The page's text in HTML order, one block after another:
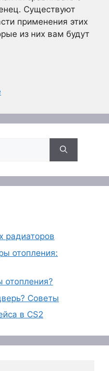
Существуют
применения этих
из них вам будут
радиаторов
отопления:
отопления?
Советы
в CS2